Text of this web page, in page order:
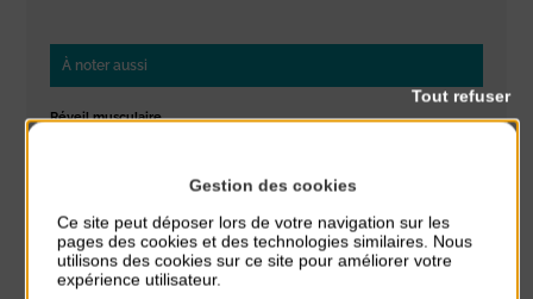
À noter aussi
Réveil musculaire
Stretching
du 3 Août au 7 Août
Plage du passous
Gestion des cookies
Ce site peut déposer lors de votre navigation sur les
pages des cookies et des technologies similaires. Nous
utilisons des cookies sur ce site pour améliorer votre
expérience utilisateur.
Tout refuser